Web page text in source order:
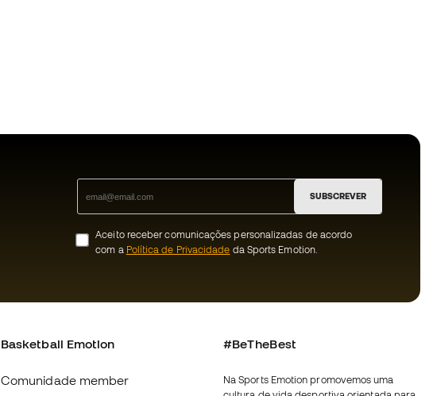
SUBSCREVER
Aceito receber comunicações personalizadas de acordo
com a Política de Privacidade da Sports Emotion.
Basketball Emotion
Comunidade member
#BeTheBest
Na Sports Emotion promovemos uma